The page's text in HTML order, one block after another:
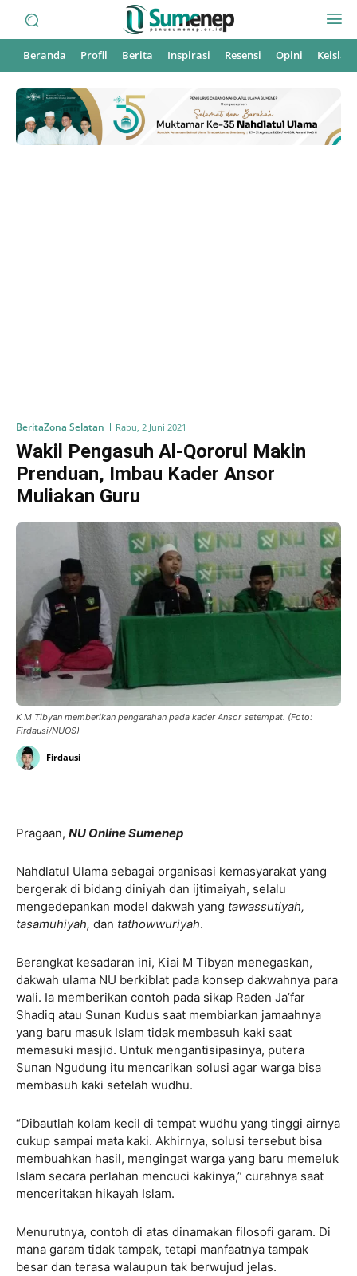
Beranda Profil Berita Inspirasi Resensi Opini
BeritaZona Selatan Rabu, 2 Juni 2021
Wakil Pengasuh Al-Qororul Makin
Prenduan, Imbau Kader Ansor
Muliakan Guru
K M Tibyan memberikan pengarahan pada kader Ansor setempat. (Foto:
Firdausi/NUOS)
Firdausi
Pragaan, NU Online Sumenep
Nahdlatul Ulama sebagai organisasi kemasyarakat yang
bergerak di bidang diniyah dan ijtimaiyah, selalu
mengedepankan model dakwah yang tawassutiyah,
tasamuhiyah, dan tathowwuriyah.
Berangkat kesadaran ini, Kiai M Tibyan menegaskan,
dakwah ulama NU berkiblat pada konsep dakwahnya para
wali. Ia memberikan contoh pada sikap Raden Ja’far
Shadiq atau Sunan Kudus saat membiarkan jamaahnya
yang baru masuk Islam tidak membasuh kaki saat
memasuki masjid. Untuk mengantisipasinya, putera
Sunan Ngudung itu mencarikan solusi agar warga bisa
membasuh kaki setelah wudhu.
“Dibautlah kolam kecil di tempat wudhu yang tinggi airnya
cukup sampai mata kaki. Akhirnya, solusi tersebut bisa
membuahkan hasil, mengingat warga yang baru memeluk
Islam secara perlahan mencuci kakinya,” curahnya saat
menceritakan hikayah Islam.
Menurutnya, contoh di atas dinamakan filosofi garam. Di
mana garam tidak tampak, tetapi manfaatnya tampak
besar dan terasa walaupun tak berwujud jelas.